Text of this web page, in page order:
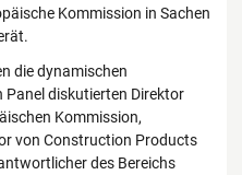
Kommission in Sachen
die dynamischen
Panel diskutierten Direktor
Kommission,
von Construction Products
des Bereichs